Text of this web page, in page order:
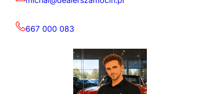
667 000 083